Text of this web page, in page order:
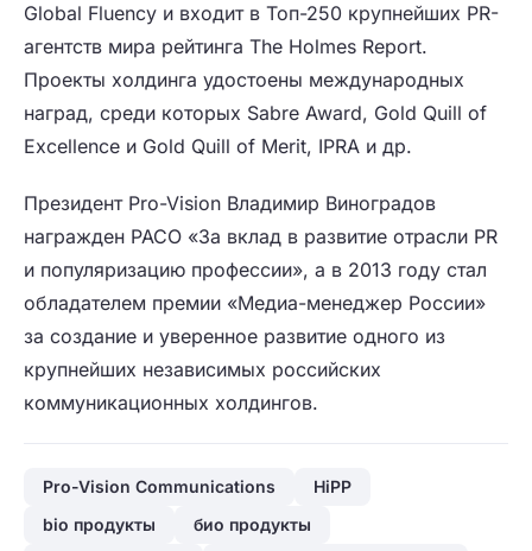
Global Fluency и входит в Топ-250 крупнейших PR-
агентств мира рейтинга The Holmes Report.
Проекты холдинга удостоены международных
наград, среди которых Sabre Award, Gold Quill of
Excellence и Gold Quill of Merit, IPRA и др.
Президент Pro-Vision Владимир Виноградов
награжден РАСО «За вклад в развитие отрасли PR
и популяризацию профессии», а в 2013 году стал
обладателем премии «Медиа-менеджер России»
за создание и уверенное развитие одного из
крупнейших независимых российских
коммуникационных холдингов.
Pro-Vision Communications
HiPP
bio продукты
био продукты